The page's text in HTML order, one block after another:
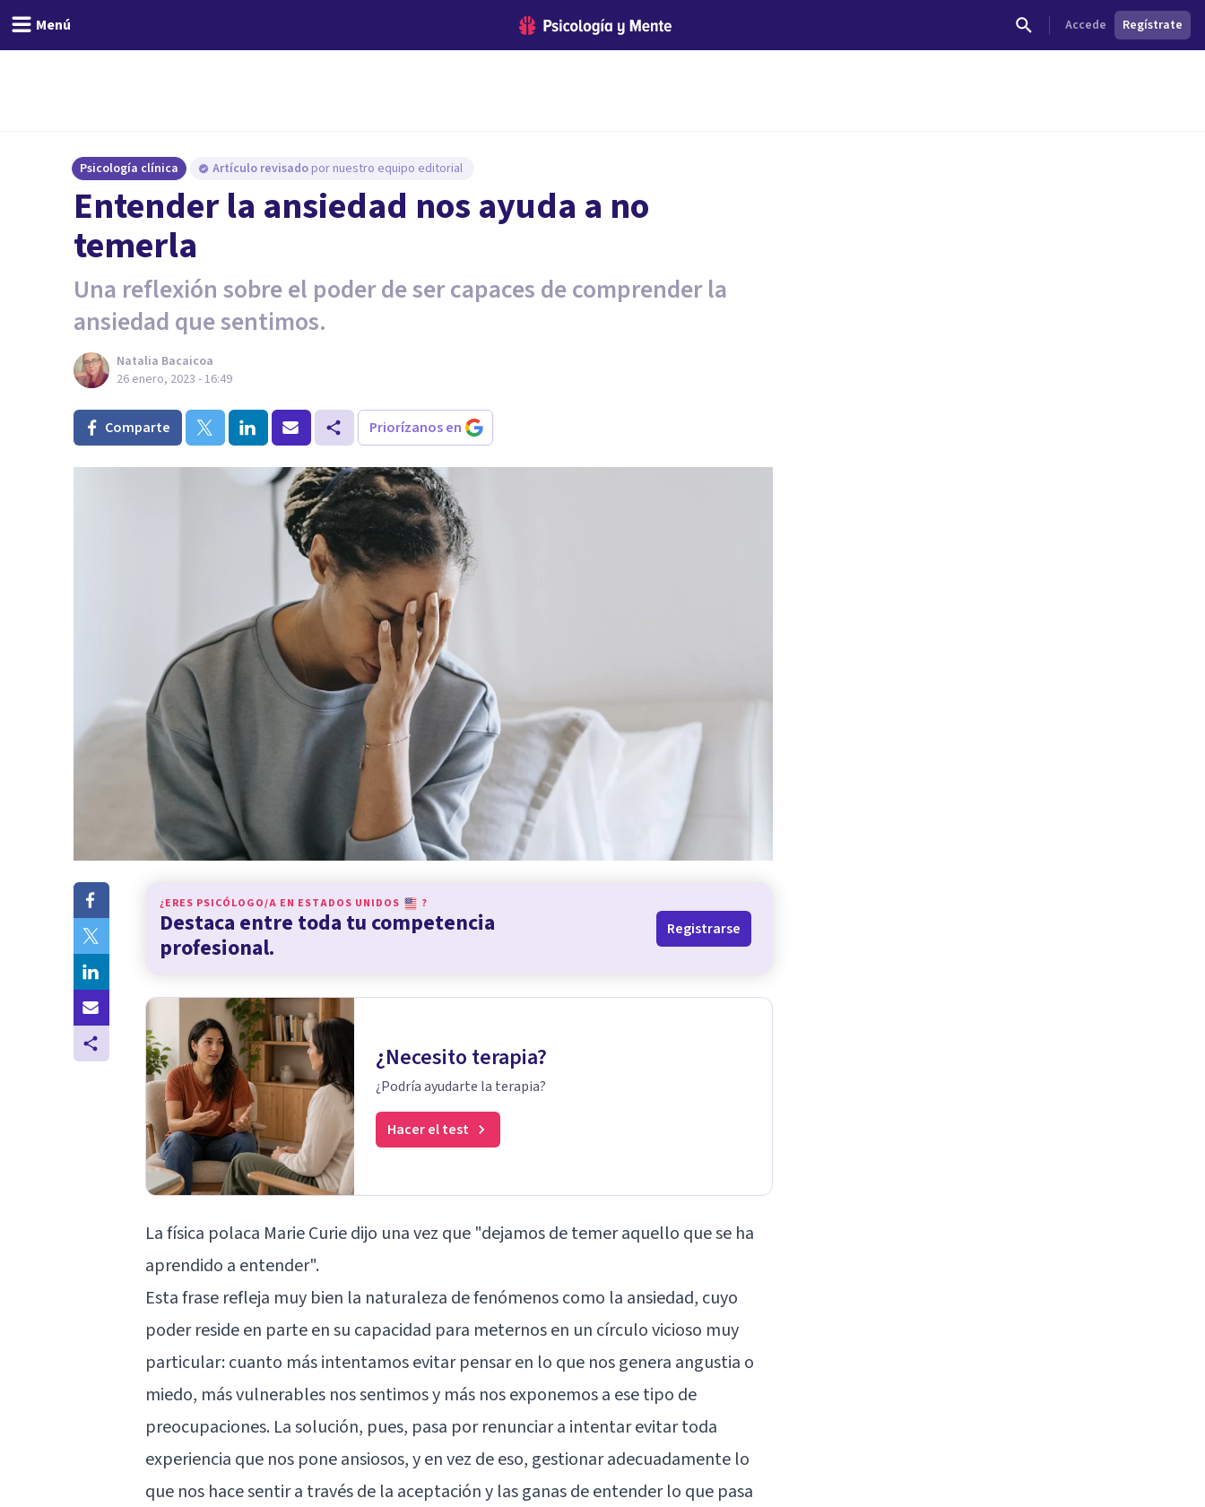
Menú Accede Regístrate
Psicología clínica Artículo revisado por nuestro equipo editorial
Entender la ansiedad nos ayuda a no
temerla
Una reflexión sobre el poder de ser capaces de comprender la
ansiedad que sentimos.
Natalia Bacaicoa
26 enero, 2023 - 16:49
Comparte Priorízanos en
¿ERES PSICÓLOGO/A EN ESTADOS UNIDOS ?
Destaca entre toda tu competencia
profesional.
Registrarse
¿Necesito terapia?
¿Podría ayudarte la terapia?
Hacer el test
La física polaca Marie Curie dijo una vez que "dejamos de temer aquello que se ha
aprendido a entender".
Esta frase refleja muy bien la naturaleza de fenómenos como la ansiedad, cuyo
poder reside en parte en su capacidad para meternos en un círculo vicioso muy
particular: cuanto más intentamos evitar pensar en lo que nos genera angustia o
miedo, más vulnerables nos sentimos y más nos exponemos a ese tipo de
preocupaciones. La solución, pues, pasa por renunciar a intentar evitar toda
experiencia que nos pone ansiosos, y en vez de eso, gestionar adecuadamente lo
que nos hace sentir a través de la aceptación y las ganas de entender lo que pasa